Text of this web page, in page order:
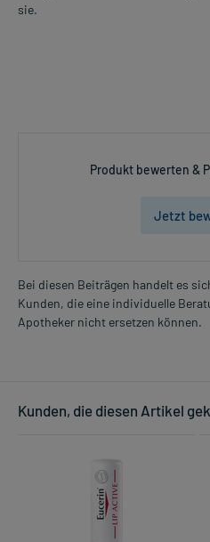
sie.
Produkt bewerten &
Jetzt
Bei diesen Beiträgen handelt es
Kunden, die eine individuelle
Apotheker nicht ersetzen können.
Kunden, die diesen Artikel